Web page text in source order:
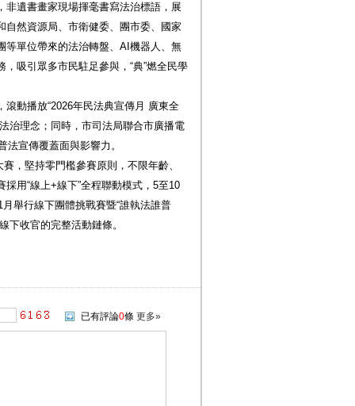
遺書畫家現場揮毫書寫法治標語，展
然資源局、市衛健委、團市委、國家
等單位帶來的法治轉盤、AI機器人、無
吸引眾多市民駐足參與，“典”燃全民學
動播放“2026年民法典宣傳月 廣東全
治理念；同時，市司法局聯合市廣播電
宣傳覆蓋面與影響力。
，堅持零門檻參賽原則，不限年齡、
用“線上+線下”全程聯動模式，5至10
舉行線下團體挑戰賽暨“誰執法誰普
下收官的完整活動鏈條。
已有評論0條 更多»